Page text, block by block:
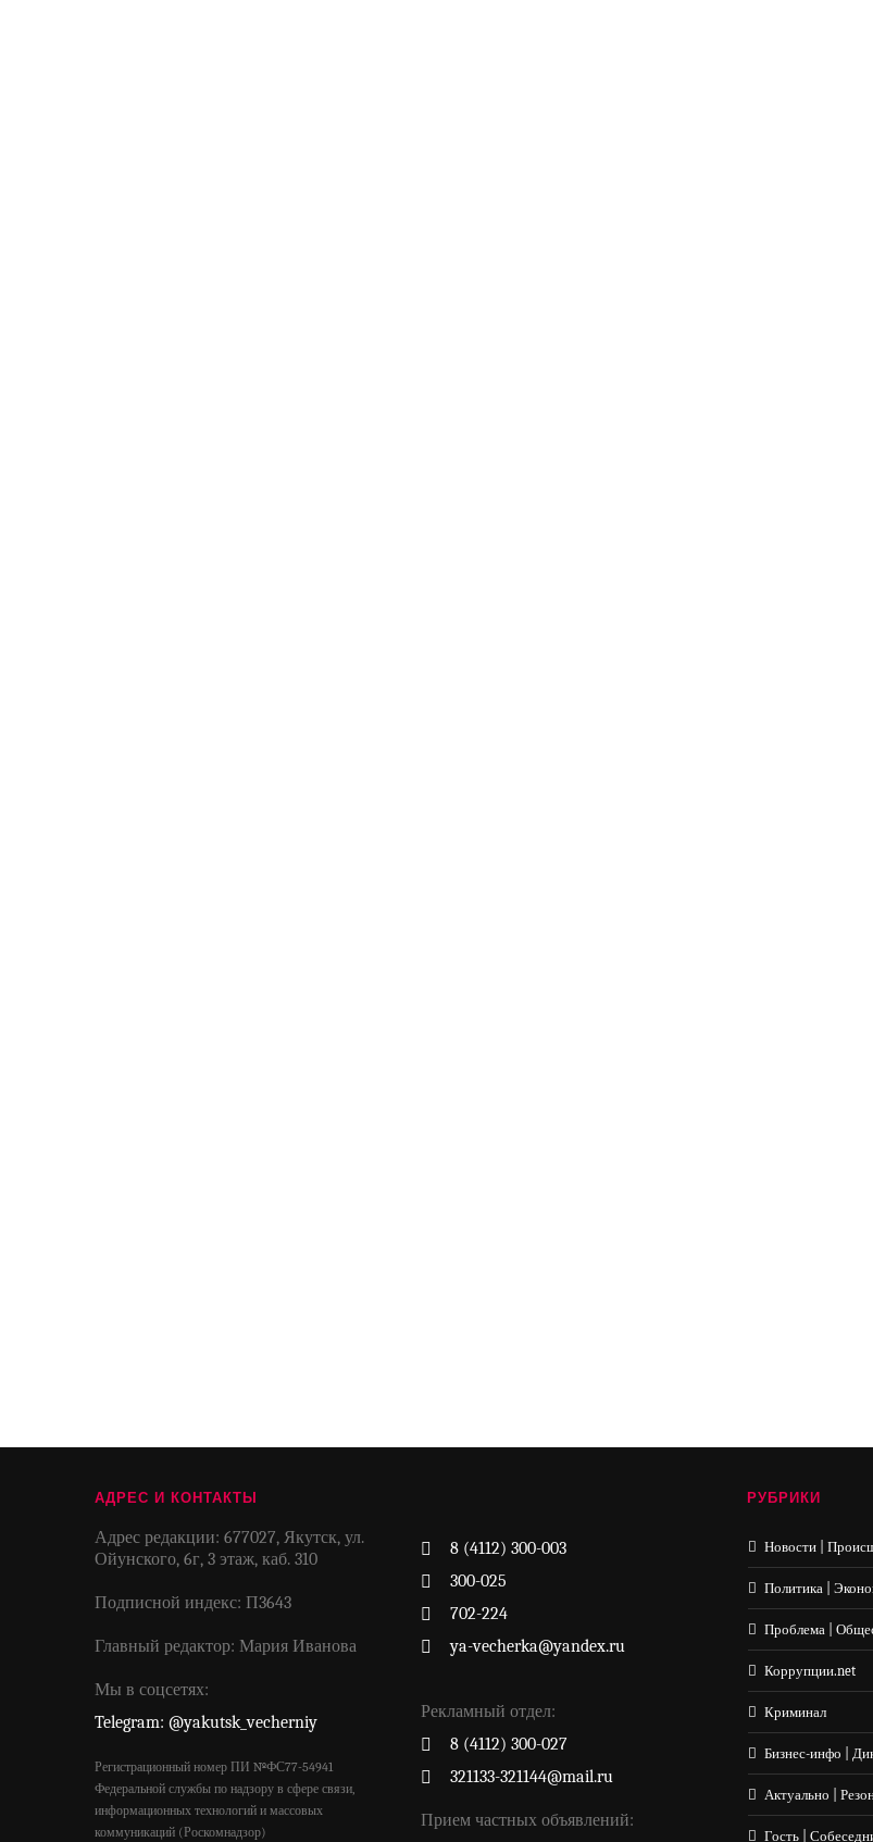
АДРЕС И КОНТАКТЫ
Адрес редакции: 677027, Якутск, ул.
Ойунского, 6г, 3 этаж, каб. 310
Подписной индекс: П3643
Главный редактор: Мария Иванова
Мы в соцсетях:
Telegram: @yakutsk_vecherniy
Регистрационный номер ПИ №ФС77-54941
Федеральной службы по надзору в сфере связи,
информационных технологий и массовых
коммуникаций (Роскомнадзор)
8 (4112) 300-003
300-025
702-224
ya-vecherka@yandex.ru
Рекламный отдел:
8 (4112) 300-027
321133-321144@mail.ru
Прием частных объявлений:
РУБРИКИ
Новости |
Политика |
Проблема |
Коррупции.net
Криминал
Бизнес-инфо |
Актуально |
Гость |